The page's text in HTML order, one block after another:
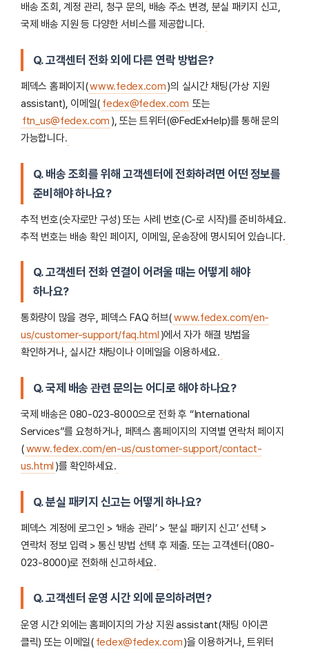
배송 조회, 계정 관리, 청구 문의, 배송 주소 변경, 분실 패키지 신고,
국제 배송 지원 등 다양한 서비스를 제공합니다.
Q. 고객센터 전화 외에 다른 연락 방법은?
페덱스 홈페이지(www.fedex.com)의 실시간 채팅(가상 지원
assistant), 이메일( fedex@fedex.com 또는
ftn_us@fedex.com ), 또는 트위터(@FedExHelp)를 통해 문의
가능합니다.
Q. 배송 조회를 위해 고객센터에 전화하려면 어떤 정보를
준비해야 하나요?
추적 번호(숫자로만 구성) 또는 사례 번호(C-로 시작)를 준비하세요.
추적 번호는 배송 확인 페이지, 이메일, 운송장에 명시되어 있습니다.
Q. 고객센터 전화 연결이 어려울 때는 어떻게 해야
하나요?
통화량이 많을 경우, 페덱스 FAQ 허브(www.fedex.com/en-
us/customer-support/faq.html )에서 자가 해결 방법을
확인하거나, 실시간 채팅이나 이메일을 이용하세요.
Q. 국제 배송 관련 문의는 어디로 해야 하나요?
국제 배송은 080-023-8000으로 전화 후 “International
Services”를 요청하거나, 페덱스 홈페이지의 지역별 연락처 페이지
(www.fedex.com/en-us/customer-support/contact-
us.html )를 확인하세요.
Q. 분실 패키지 신고는 어떻게 하나요?
페덱스 계정에 로그인 > ‘배송 관리’ > ‘분실 패키지 신고’ 선택 >
연락처 정보 입력 > 통신 방법 선택 후 제출. 또는 고객센터(080-
023-8000)로 전화해 신고하세요.
Q. 고객센터 운영 시간 외에 문의하려면?
운영 시간 외에는 홈페이지의 가상 지원 assistant(채팅 아이콘
클릭) 또는 이메일( fedex@fedex.com)을 이용하거나, 트위터